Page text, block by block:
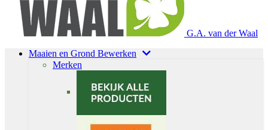
G.A. van der Waal
Maaien en Grond Bewerken
Merken